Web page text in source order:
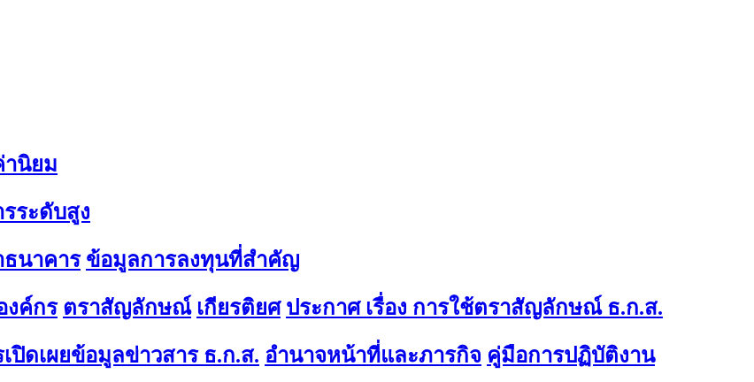
นิยม
ระดับสูง
นาคาร ข้อมูลการลงทุนที่สำคัญ
งค์กร ตราสัญลักษณ์ เกียรติยศ ประกาศ เรื่อง การใช้ตราสัญลักษณ์ ธ.ก.ส.
ปิดเผยข้อมูลข่าวสาร ธ.ก.ส. อำนาจหน้าที่และภารกิจ คู่มือการปฏิบัติงาน